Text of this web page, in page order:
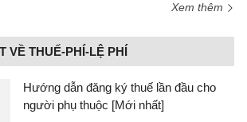
Xem thêm
VỀ THUẾ-PHÍ-LỆ PHÍ
Hướng dẫn đăng ký thuế lần đầu cho
người phụ thuộc [Mới nhất]